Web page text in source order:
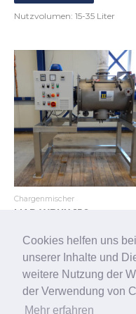
Cookies helfen uns
unserer Inhalte und
weitere Nutzung der
der Verwendung von
Mehr erfahren
Nutzvolumen: 15-35 Liter
Chargenmischer
MAP WBNX 150
Zum Produkt
Nutzvolumen: 45-105 Liter